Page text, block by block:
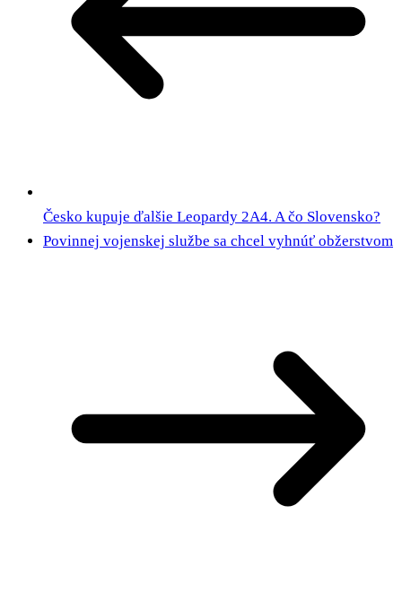
Česko kupuje ďalšie Leopardy 2A4. A čo Slovensko?
Povinnej vojenskej službe sa chcel vyhnúť obžerstvom